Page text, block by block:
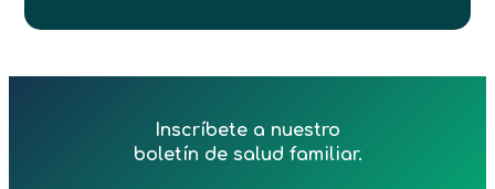
Inscríbete a nuestro
boletín de salud familiar.